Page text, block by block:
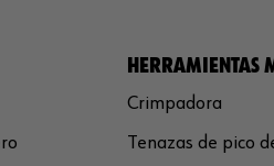
HERRAMIENTAS
Crimpadora
Tenazas de pico